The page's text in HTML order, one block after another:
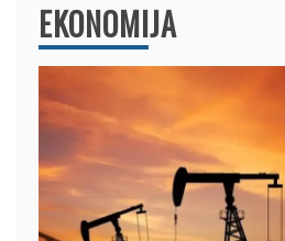
EKONOMIJA